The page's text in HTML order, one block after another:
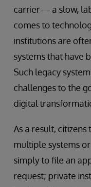
carrier— a slow,
comes to
institutions are
systems that have
Such legacy
challenges to the
digital
As a result,
multiple systems
simply to file an
request; private